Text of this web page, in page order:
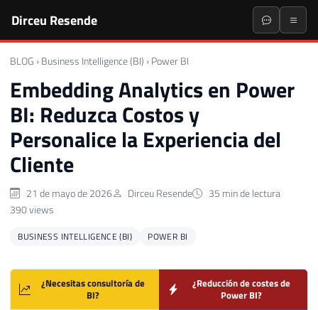
Dirceu Resende
BLOG › Business Intelligence (BI) › Power BI
Embedding Analytics en Power
BI: Reduzca Costos y
Personalice la Experiencia del
Cliente
21 de mayo de 2026 Dirceu Resende
35 min de lectura
390 views
BUSINESS INTELLIGENCE (BI) POWER BI
¿Necesitas consultoría de
BI?
¿Reducción de costes de
Power BI?